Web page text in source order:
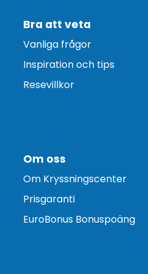
Bra att veta
Vanliga frågor
Inspiration och tips
Resevillkor
Om oss
Om Kryssningscenter
Prisgaranti
EuroBonus Bonuspoäng